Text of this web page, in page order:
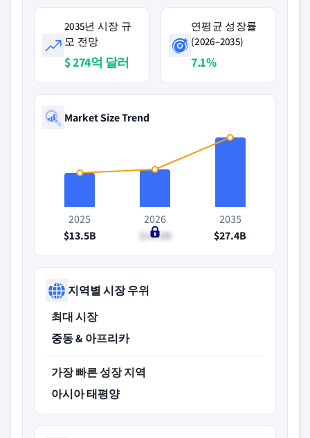
2035년 시장 규
모 전망
$ 274억 달러
연평균 성장률
(2026–2035)
7.1%
Market Size Trend
2025
$13.5B
2026
$14.8B
2035
$27.4B
지역별 시장 우위
최대 시장
중동 & 아프리카
가장 빠른 성장 지역
아시아 태평양